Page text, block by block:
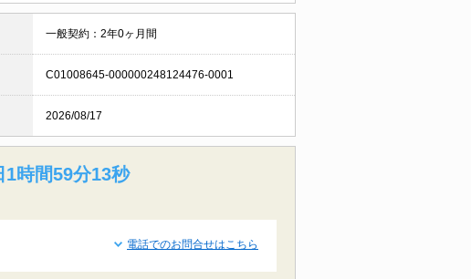
一般契約：2年0ヶ月間
C01008645-000000248124476-0001
2026/08/17
1時間59分12秒
電話でのお問合せはこちら